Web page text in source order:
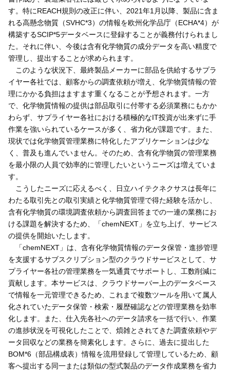
す。特にREACH規則の改正に伴い、2021年1月以降、製品に含ま
れる高懸念物質（SVHC*3）の情報を欧州化学品庁（ECHA*4）が
構築するSCIP*5データベースに登録することが義務付けられまし
た。それに伴い、今後は含有化学物質の成分データを高い精度で
管理し、提出することが求められます。
このような状況下、最終製品メーカーに部品を供給するサプラ
イヤー各社では、顧客からの調査依頼が増え、化学物質情報の管
理にかかる負担はますます重くなることが予想されます。一方
で、化学物質情報の提供は部品取引に付帯する必須業務にもかか
わらず、サプライヤー各社における積極的なIT投資が出来ずに手
作業を強いられているケースが多く、省力化が課題です。また、
現状では化学物質管理業務に特化したアプリケーションは少な
く、普及も進んでいません。そのため、含有化学物質の管理業務
を最小限の人員で効率的に管理したいというニーズは増えていま
す。
こうしたニーズに応えるべく、日立ハイテクネクサスは長年に
わたる取引先との取引実績と化学物質管理で得た経験を活かし、
含有化学物質の環境調査依頼から調査回答までの一連の業務にお
ける課題を解決するため、「chemNEXT」を立ち上げ、サービス
の提供を開始いたします。
「chemNEXT」は、含有化学物質情報のデータ保管・進捗管理
を支援するサブスクリプション型のクラウドサービスとして、サ
プライヤー各社の管理業務を一気通貫でサポートし、工数削減に
貢献します。本サービスは、クラウドサーバー上のデータベース
で情報を一元管理できるため、これまで複数ツールを用いて属人
化されていたデータ保管・検索・履歴確認などの管理業務を効率
化します。また、仕入先各社へのデータ請求を一括で行い、作業
の進捗状況を可視化したことで、煩雑とされてきた調査依頼やデ
ータ回収などの業務を簡素化します。さらに、過去に提出した
BOM*6（部品構成表）情報を流用登録して管理しているため、顧
客へ提出する同一または類似の型式製品のデータ作成業務を省力